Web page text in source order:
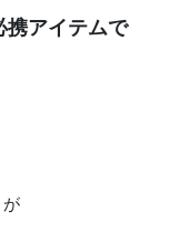
携アイテムで
が